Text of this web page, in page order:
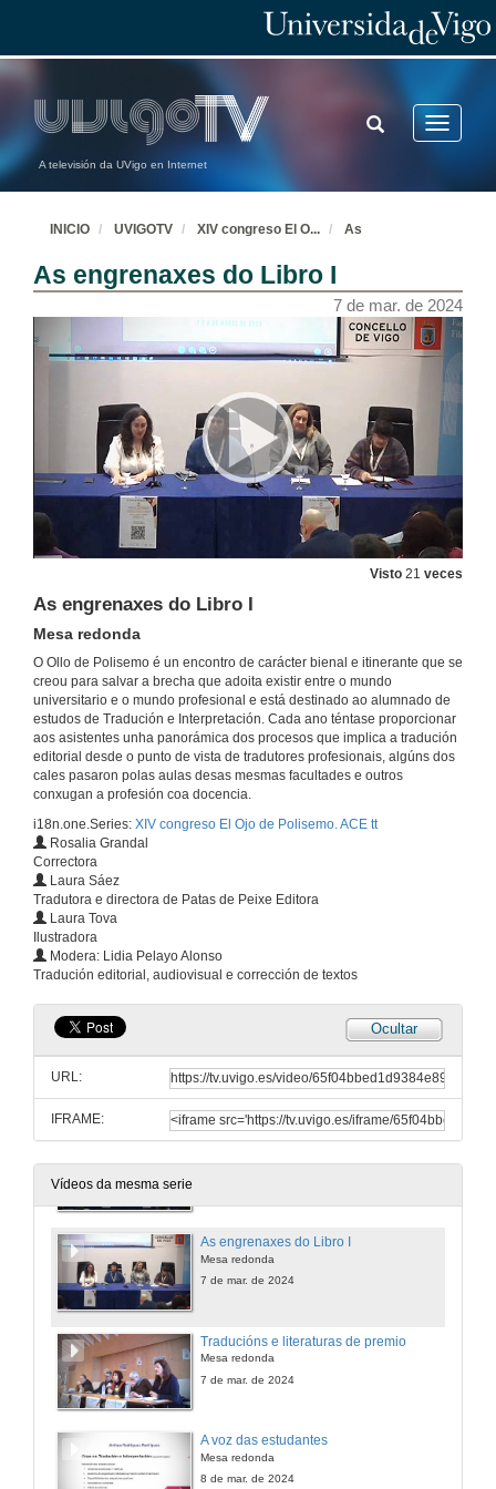
A televisión da UVigo en Internet
Toggle
TOGGLE
SEARCH
INICIO UVIGOTV XIV congreso El O... As
As engrenaxes do Libro I
7 de mar. de 2024
Visto 21 veces
As engrenaxes do Libro I
Mesa redonda
O Ollo de Polisemo é un encontro de carácter bienal e itinerante que se
creou para salvar a brecha que adoita existir entre o mundo
universitario e o mundo profesional e está destinado ao alumnado de
estudos de Tradución e Interpretación. Cada ano téntase proporcionar
aos asistentes unha panorámica dos procesos que implica a tradución
editorial desde o punto de vista de tradutores profesionais, algúns dos
cales pasaron polas aulas desas mesmas facultades e outros
conxugan a profesión coa docencia.
i18n.one.Series: XIV congreso El Ojo de Polisemo. ACE tt
Rosalia Grandal
Correctora
Laura Sáez
Tradutora e directora de Patas de Peixe Editora
Laura Tova
Ilustradora
Modera: Lidia Pelayo Alonso
Tradución editorial, audiovisual e corrección de textos
Ocultar
URL:
IFRAME:
Vídeos da mesma serie
7 de mar. de 2024
O reto de traducir literatura. Ilustrado a través de exemplos de clásicos alemáns
Conferencia Inaugural
7 de mar. de 2024
Citas con outras literaturas II
A tradución literaria do eúscaro ao galego II
7 de mar. de 2024
Quenda de preguntas. Citas con outras literaturas II
As engrenaxes do Libro I
Mesa redonda
7 de mar. de 2024
Traducións e literaturas de premio
Mesa redonda
7 de mar. de 2024
A voz das estudantes
Mesa redonda
8 de mar. de 2024